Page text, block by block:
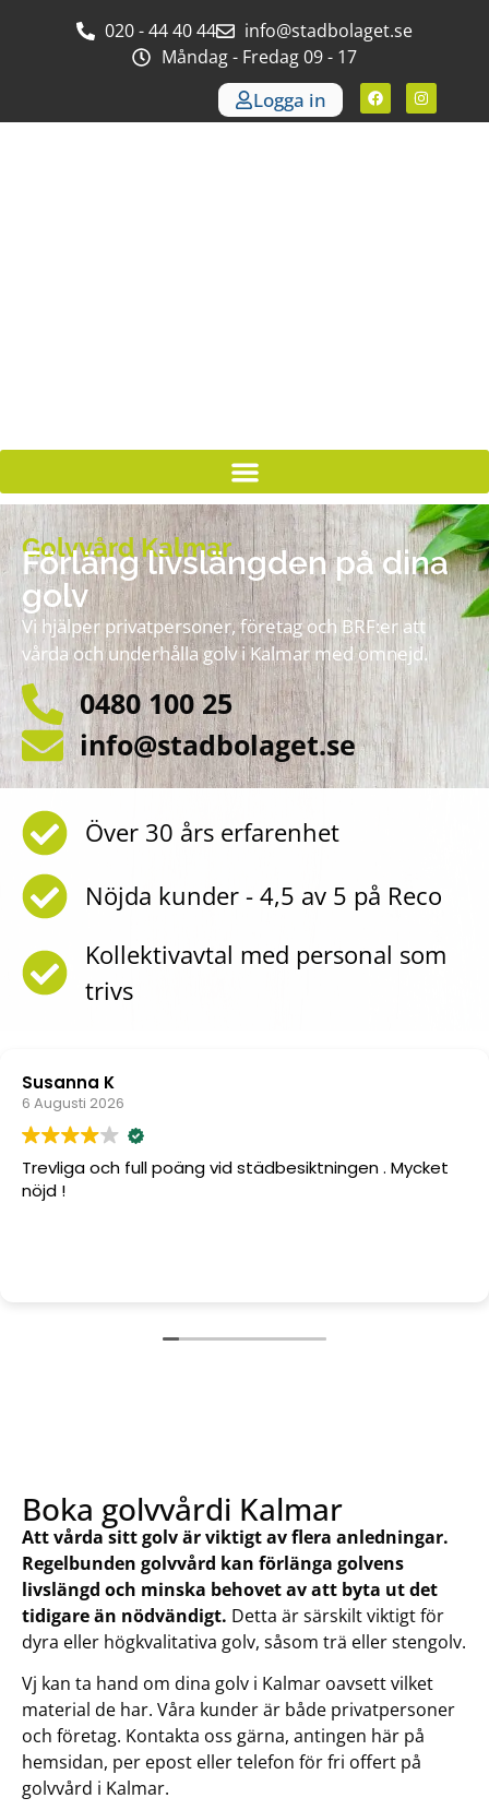
020 - 44 40 44
info@stadbolaget.se
Måndag - Fredag 09 - 17
Logga in
Golvvård Kalmar
Förläng livslängden på dina
golv
Vi hjälper privatpersoner, företag och BRF:er att
vårda och underhålla golv i Kalmar med omnejd.
0480 100 25
info@stadbolaget.se
Över 30 års erfarenhet
Nöjda kunder - 4,5 av 5 på Reco
Kollektivavtal med personal som
trivs
Susanna K
6 Augusti 2026
Trevliga och full poäng vid städbesiktningen . Mycket
nöjd !
Boka golvvårdi Kalmar
Att vårda sitt golv är viktigt av flera anledningar.
Regelbunden golvvård kan förlänga golvens
livslängd och minska behovet av att byta ut det
tidigare än nödvändigt. Detta är särskilt viktigt för
dyra eller högkvalitativa golv, såsom trä eller stengolv.
Vj kan ta hand om dina golv i Kalmar oavsett vilket
material de har. Våra kunder är både privatpersoner
och företag. Kontakta oss gärna, antingen här på
hemsidan, per epost eller telefon för fri offert på
golvvård i Kalmar.